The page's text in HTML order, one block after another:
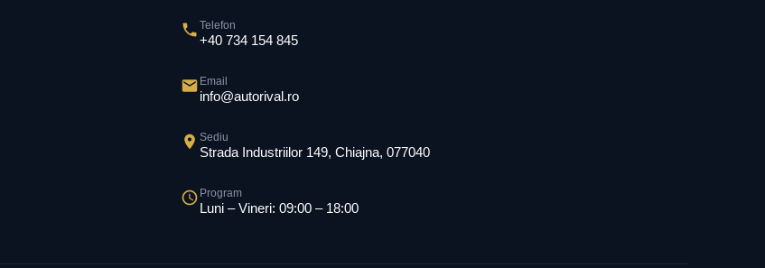
Telefon
+40 734 154 845
Email
info@autorival.ro
Sediu
Strada Industriilor 149, Chiajna, 077040
Program
Luni – Vineri: 09:00 – 18:00